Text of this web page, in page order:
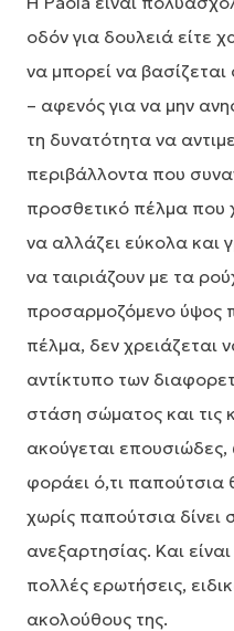
οδόν για δουλειά είτε
να μπορεί να
– αφενός για να μην
τη δυνατότητα να
περιβάλλοντα που
προσθετικό πέλμα που
να αλλάζει εύκολα και
να ταιριάζουν με τα
προσαρμοζόμενο ύψος
πέλμα, δεν χρειάζεται
αντίκτυπο των
στάση σώματος και τις
ακούγεται
φοράει ό,τι παπούτσια
χωρίς παπούτσια δίνει
ανεξαρτησίας. Και
πολλές ερωτήσεις,
ακολούθους της.